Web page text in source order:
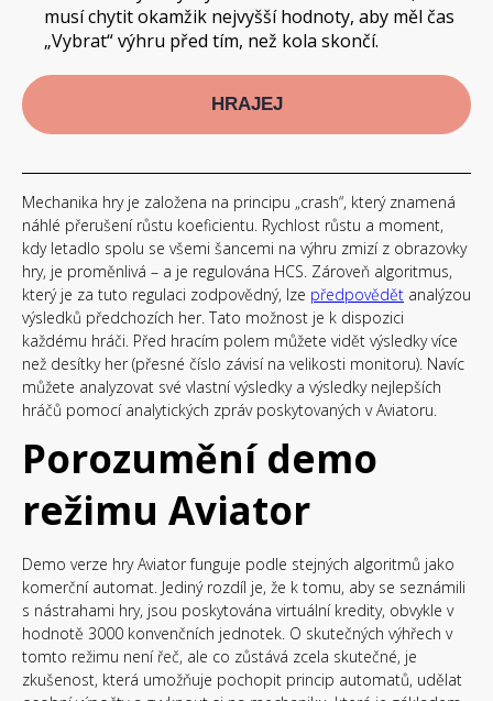
musí chytit okamžik nejvyšší hodnoty, aby měl čas
„Vybrat“ výhru před tím, než kola skončí.
HRAJEJ
Mechanika hry je založena na principu „crash“, který znamená
náhlé přerušení růstu koeficientu. Rychlost růstu a moment,
kdy letadlo spolu se všemi šancemi na výhru zmizí z obrazovky
hry, je proměnlivá – a je regulována HCS. Zároveň algoritmus,
který je za tuto regulaci zodpovědný, lze předpovědět analýzou
výsledků předchozích her. Tato možnost je k dispozici
každému hráči. Před hracím polem můžete vidět výsledky více
než desítky her (přesné číslo závisí na velikosti monitoru). Navíc
můžete analyzovat své vlastní výsledky a výsledky nejlepších
hráčů pomocí analytických zpráv poskytovaných v Aviatoru.
Porozumění demo
režimu Aviator
Demo verze hry Aviator funguje podle stejných algoritmů jako
komerční automat. Jediný rozdíl je, že k tomu, aby se seznámili
s nástrahami hry, jsou poskytována virtuální kredity, obvykle v
hodnotě 3000 konvenčních jednotek. O skutečných výhřech v
tomto režimu není řeč, ale co zůstává zcela skutečné, je
zkušenost, která umožňuje pochopit princip automatů, udělat